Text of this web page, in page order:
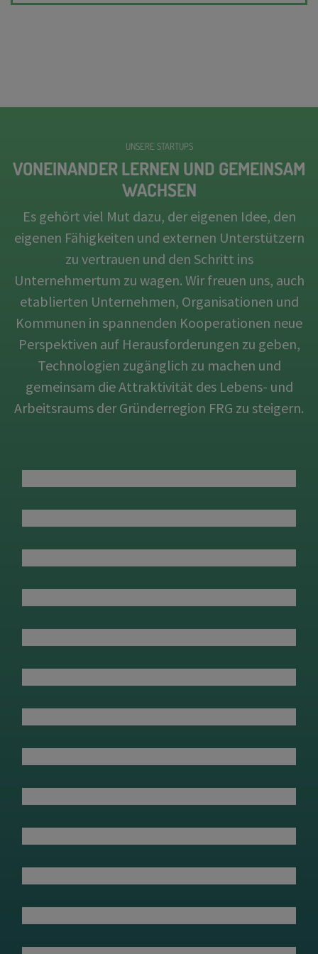
UNSERE STARTUPS
VONEINANDER LERNEN UND GEMEINSAM
WACHSEN
Es gehört viel Mut dazu, der eigenen Idee, den
eigenen Fähigkeiten und externen Unterstützern
zu vertrauen und den Schritt ins
Unternehmertum zu wagen. Wir freuen uns, auch
etablierten Unternehmen, Organisationen und
Kommunen in spannenden Kooperationen neue
Perspektiven auf Herausforderungen zu geben,
Technologien zugänglich zu machen und
gemeinsam die Attraktivität des Lebens- und
Arbeitsraums der Gründerregion FRG zu steigern.